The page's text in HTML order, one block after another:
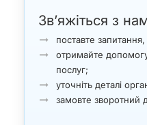
Зв’яжіться з
поставте запитання,
отримайте
послуг;
уточніть деталі
замовте зворотний